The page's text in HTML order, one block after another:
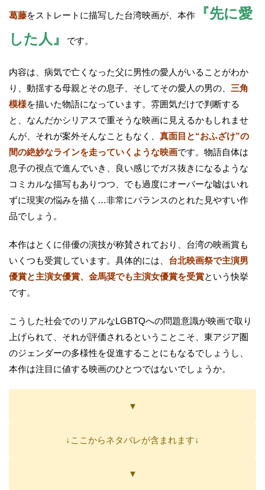
葛藤をストレートに描写した台湾映画が、本作
『先に愛
した人』
です。
内容は、病気で亡くなった父に男性の愛人がいることがわか
り、動揺する母親とその息子、そしてその愛人の男の、 三角
模様を描いた物語になっています。雰囲気だけで判断する
と、なんだかシリアスで重そうな映画に見えるかもしれませ
んが、それが案外そんなこともなく、 真面目と“おふざけ”の
間の絶妙なラインを走っていくような映画です。物語自体は
息子の視点で進んでいき、良い感じでガス抜きになるような
コミカルな描写もありつつ、でも過度にオーバーな嘘はいれ
ずに現実の悩みを描く…非常にバランスのとれた見やすい作
品でしょう。
本作はとくに俳優の演技が称賛されており、台湾の映画賞も
いくつも受賞しています。具体的には、 台北映画祭で主演男
優賞と主演女優賞、金馬奨でも主演女優賞を受賞という快挙
です。
こうした社会でのリアルなLGBTQへの問題意識が映画で取り
上げられて、それが評価されるということこそ、東アジア圏
のジェンダーの多様性を促進することにもなるでしょうし、
本作は注目に値する映画のひとつではないでしょうか。
▼
↓ここからネタバレが含まれます↓
▼